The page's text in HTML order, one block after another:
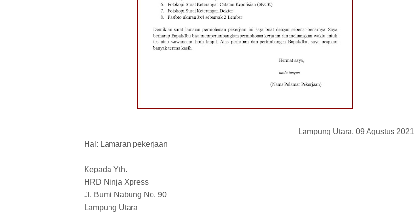
Lampung Utara, 09 Agustus 2021
Hal: Lamaran pekerjaan
Kepada Yth.
HRD Ninja Xpress
Jl. Bumi Nabung No. 90
Lampung Utara